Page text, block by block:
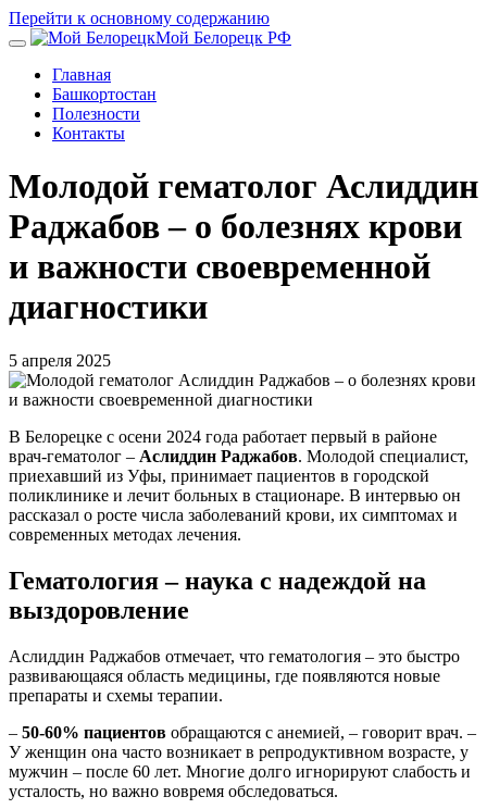
Перейти к основному содержанию
Мой Белорецк РФ
Главная
Башкортостан
Полезности
Контакты
Молодой гематолог Аслиддин
Раджабов – о болезнях крови
и важности своевременной
диагностики
5 апреля 2025
В Белорецке с осени 2024 года работает первый в районе
врач-гематолог – Аслиддин Раджабов. Молодой специалист,
приехавший из Уфы, принимает пациентов в городской
поликлинике и лечит больных в стационаре. В интервью он
рассказал о росте числа заболеваний крови, их симптомах и
современных методах лечения.
Гематология – наука с надеждой на
выздоровление
Аслиддин Раджабов отмечает, что гематология – это быстро
развивающаяся область медицины, где появляются новые
препараты и схемы терапии.
– 50-60% пациентов обращаются с анемией, – говорит врач. –
У женщин она часто возникает в репродуктивном возрасте, у
мужчин – после 60 лет. Многие долго игнорируют слабость и
усталость, но важно вовремя обследоваться.